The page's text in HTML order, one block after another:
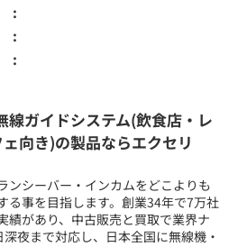
線ガイドシステム(飲食店・レ
向き)の製品ならエクセリ
ンシーバー・インカムをどこよりも
る事を目指します。創業34年で7万社
績があり、中古販売と買取で業界ナ
夜まで対応し、日本全国に無線機・